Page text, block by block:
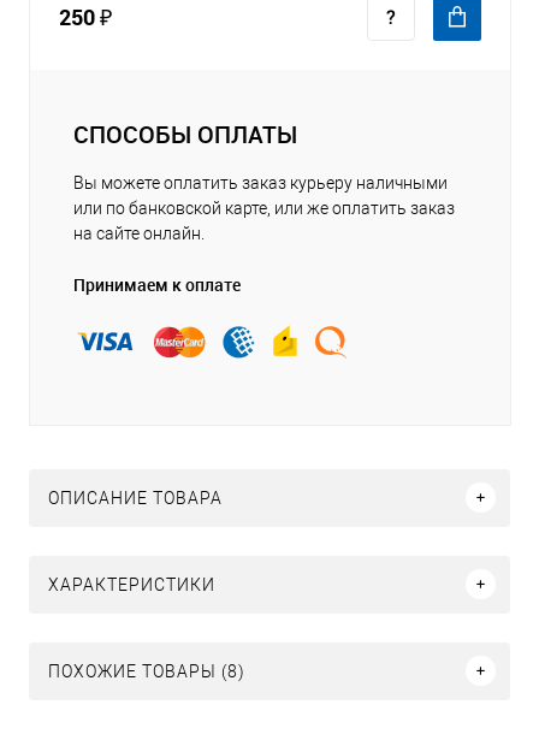
250 ₽
СПОСОБЫ ОПЛАТЫ
Вы можете оплатить заказ курьеру наличными
или по банковской карте, или же оплатить заказ
на сайте онлайн.
Принимаем к оплате
ОПИСАНИЕ ТОВАРА
ХАРАКТЕРИСТИКИ
ПОХОЖИЕ ТОВАРЫ (8)